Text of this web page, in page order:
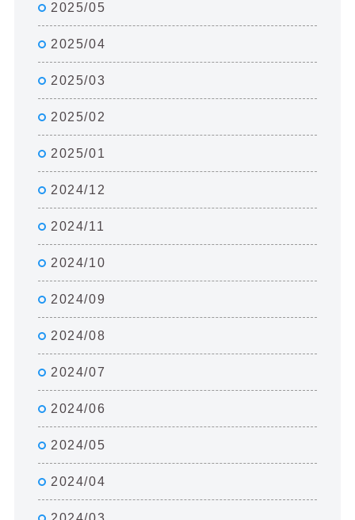
2025/05
2025/04
2025/03
2025/02
2025/01
2024/12
2024/11
2024/10
2024/09
2024/08
2024/07
2024/06
2024/05
2024/04